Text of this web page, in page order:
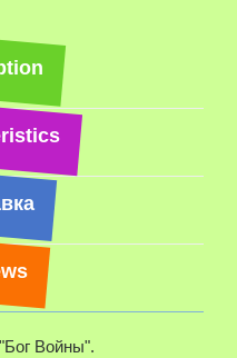
Войны".